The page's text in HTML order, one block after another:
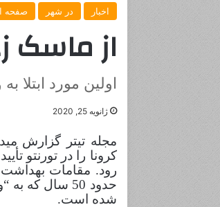
اخبار در شهر صفحه
از ماسک
اولین مورد ابتلا
ژانویه 25, 2020
مجله تیتر گزارش
رود. مقامات بهداشت
حدود 50 سال
شده است.